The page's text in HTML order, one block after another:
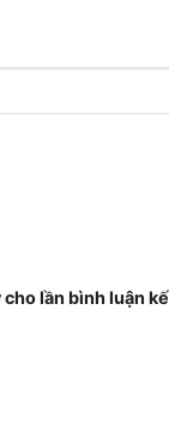
lần bình luận